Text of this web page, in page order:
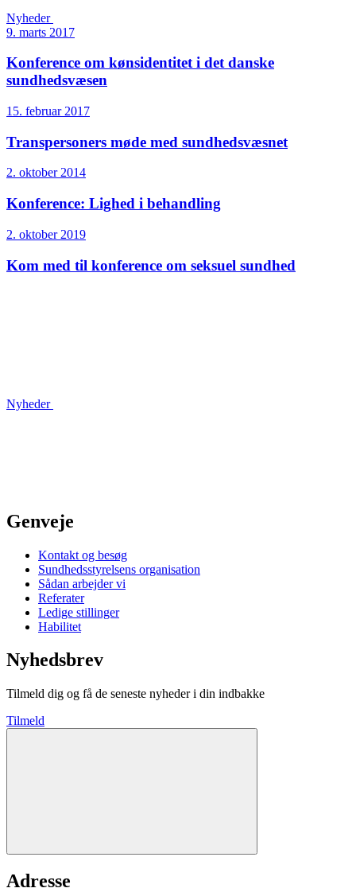
Nyheder
9. marts 2017
Konference om kønsidentitet i det danske
sundhedsvæsen
15. februar 2017
Transpersoners møde med sundhedsvæsnet
2. oktober 2014
Konference: Lighed i behandling
2. oktober 2019
Kom med til konference om seksuel sundhed
Nyheder
Genveje
Kontakt og besøg
Sundhedsstyrelsens organisation
Sådan arbejder vi
Referater
Ledige stillinger
Habilitet
Nyhedsbrev
Tilmeld dig og få de seneste nyheder i din indbakke
Tilmeld
Adresse